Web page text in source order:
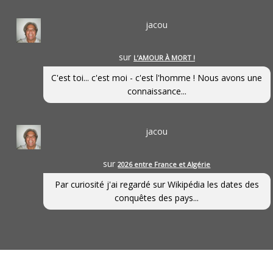
jacou
sur L’AMOUR À MORT !
C'est toi... c'est moi - c'est l'homme ! Nous avons une
connaissance...
jacou
sur2026 entre France et Algérie
Par curiosité j'ai regardé sur Wikipédia les dates des
conquêtes des pays...